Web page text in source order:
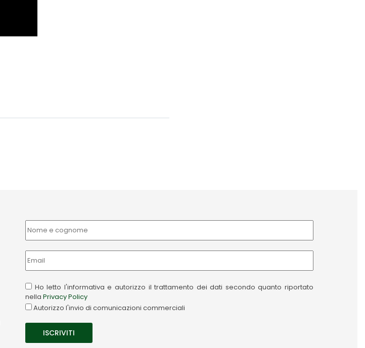
Ho letto l'informativa e autorizzo il trattamento dei dati secondo quanto riportato
nella Privacy Policy
Autorizzo l'invio di comunicazioni commerciali